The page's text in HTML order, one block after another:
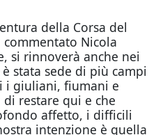
della Corsa del
commentato Nicola
si rinnoverà anche nei
stata sede di più campi
i giuliani, fiumani e
restare qui e che
affetto, i difficili
intenzione è quella